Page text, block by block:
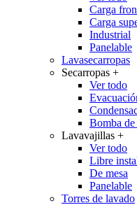
Carga
Carga
Industrial
Panelable
Lavasecarropas
Secarropas +
Ver todo
Bomba
Lavavajillas +
Ver todo
Libre
De mesa
Panelable
Torres de lavado